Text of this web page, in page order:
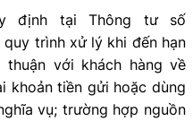
định tại Thông tư số
trình xử lý khi đến hạn
thuận với khách hàng về
khoản tiền gửi hoặc dùng
vụ; trường hợp nguồn